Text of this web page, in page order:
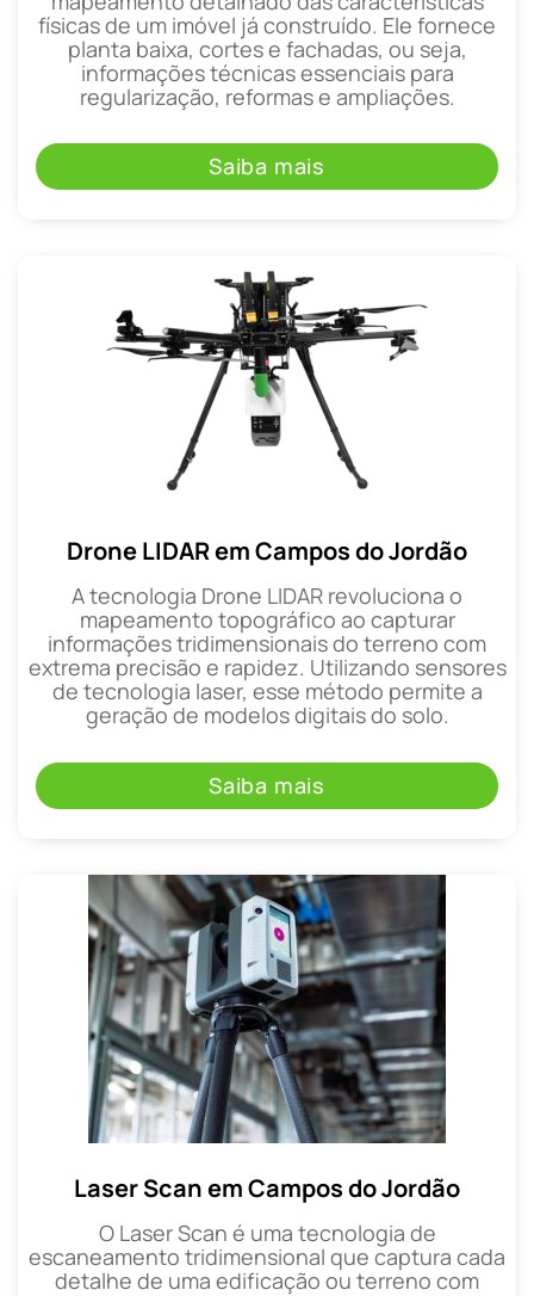
físicas de um imóvel já construído. Ele fornece
planta baixa, cortes e fachadas, ou seja,
informações técnicas essenciais para
regularização, reformas e ampliações.
Saiba mais
Drone LIDAR em Campos do Jordão
A tecnologia Drone LIDAR revoluciona o
mapeamento topográfico ao capturar
informações tridimensionais do terreno com
extrema precisão e rapidez. Utilizando sensores
de tecnologia laser, esse método permite a
geração de modelos digitais do solo.
Saiba mais
Laser Scan em Campos do Jordão
O Laser Scan é uma tecnologia de
escaneamento tridimensional que captura cada
detalhe de uma edificação ou terreno com